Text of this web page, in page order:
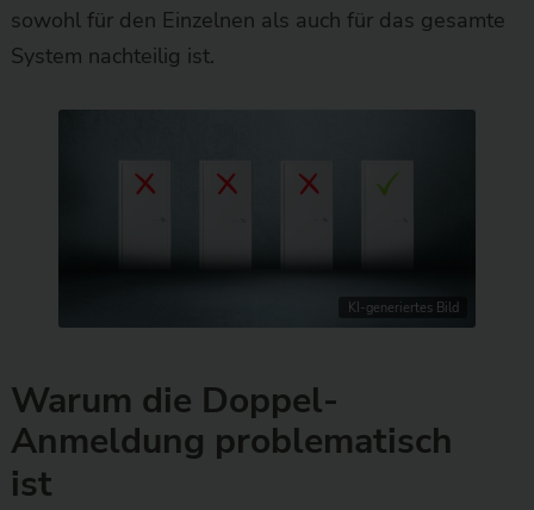
sowohl für den Einzelnen als auch für das gesamte
System nachteilig ist.
KI-generiertes Bild
Warum die Doppel-
Anmeldung problematisch
ist